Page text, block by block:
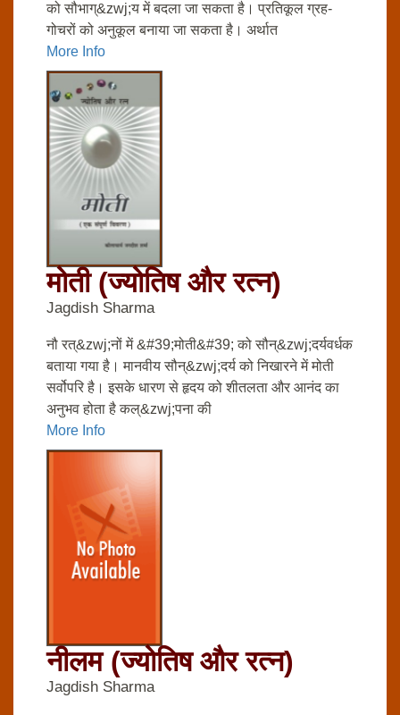
को सौभाग्&zwj;य में बदला जा सकता है। प्रतिकूल ग्रह-
गोचरों को अनुकूल बनाया जा सकता है। अर्थात
More Info
मोती (ज्‍योति‍ष और रत्‍न)
Jagdish Sharma
नौ रत्&zwj;नों में &#39;मोती&#39; को सौन्&zwj;दर्यवर्धक
बताया गया है। मानवीय सौन्&zwj;दर्य को निखारने में मोती
सर्वोपरि है। इसके धारण से हृदय को शीतलता और आनंद का
अनुभव होता है कल्&zwj;पना की
More Info
नीलम (ज्‍योतिष और रत्‍न)
Jagdish Sharma